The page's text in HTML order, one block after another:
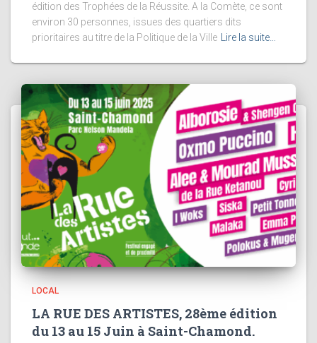
édition des Trophées de la Réussite. A la Comète, ce sont
environ 30 personnes, issues des quartiers dits
prioritaires au titre de la Politique de la Ville Lire la suite…
LOCAL
LA RUE DES ARTISTES, 28ème édition
du 13 au 15 Juin à Saint-Chamond.